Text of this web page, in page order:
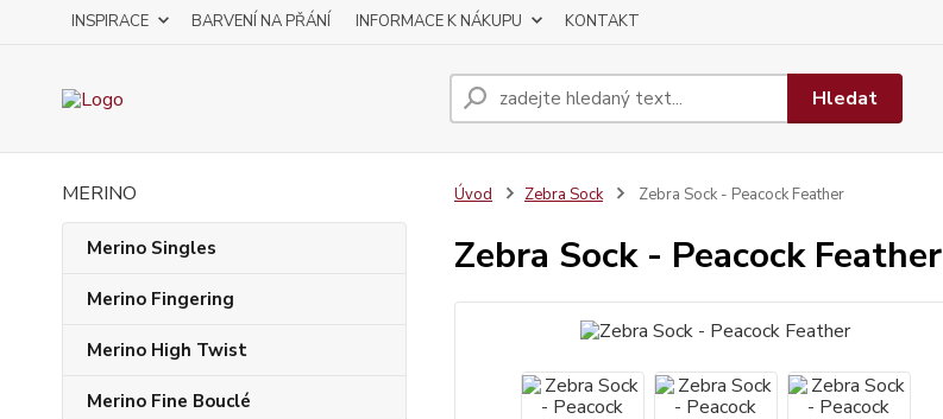
INSPIRACE BARVENÍ NA PŘÁNÍ INFORMACE K NÁKUPU KONTAKT
Hledat
MERINO
Merino Singles
Merino Fingering
Merino High Twist
Merino Fine Bouclé
Úvod Zebra Sock Zebra Sock - Peacock Feather
Zebra Sock - Peacock Feather